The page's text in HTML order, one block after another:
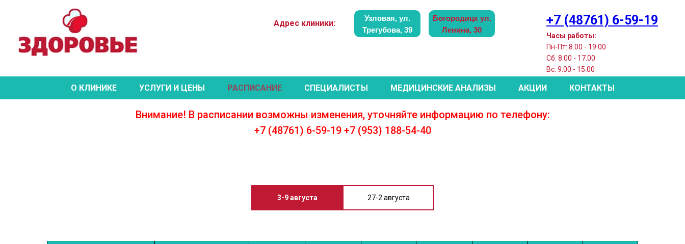
Адрес клиники: +7 (48761) 6-59-19
Часы работы:
Пн-Пт: 8.00 - 19.00
Сб: 8.00 - 17.00
Вс: 9.00 - 15.00
Узловая, ул.
Трегубова, 39
Богородицк ул.
Ленина, 30
О КЛИНИКЕ УСЛУГИ И ЦЕНЫ РАСПИСАНИЕ СПЕЦИАЛИСТЫ МЕДИЦИНСКИЕ АНАЛИЗЫ АКЦИИ КОНТАКТЫ
Внимание! В расписании возможны изменения, уточняйте информацию по телефону:
+7 (48761) 6-59-19 +7 (953) 188-54-40
3-9 августа 27-2 августа